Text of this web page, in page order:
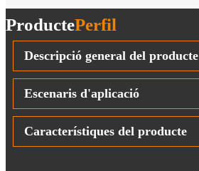
ProductePerfil
Descripció general del producte
Escenaris d'aplicació
Característiques del producte